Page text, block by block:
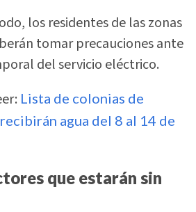
los residentes de las zonas
tomar precauciones ante
del servicio eléctrico.
Lista de colonias de
agua del 8 al 14 de
que estarán sin